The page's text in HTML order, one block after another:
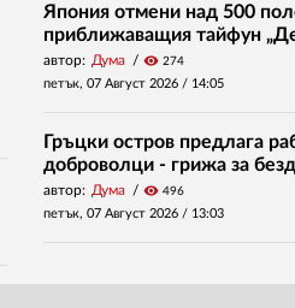
Япония отмени над 500
приближаващия тайфун
автор: Дума visibility 274
петък, 07 Август 2026 / 14:05
Гръцки остров предлага
доброволци - грижа за
автор: Дума visibility 496
петък, 07 Август 2026 / 13:03